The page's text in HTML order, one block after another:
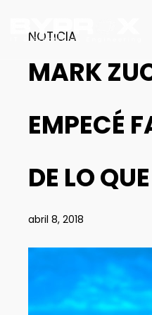
NOTICIA
MARK
EMPECÉ
DE LO
abril 8, 2018